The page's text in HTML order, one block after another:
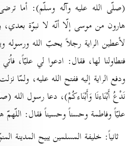
(صلّى الله عليه وآله وسلّم): أما
هارون من موسى إلّا أنّه لا نبوّة
لأعطين الراية رجلاً يحبّ الله ورسوله
فتطاولنا لها، فقال: ادعوا لي عليّاً،
ودفع الراية إليه ففتح الله عليه، ولمّا
نَدْعُ أَبْنَاءنَا وَأَبْنَاءكُمْ)، دعا رسول الله
عليّاً وفاطمة وحسناً وحسيناً فقال: اللّهمّ
ثانياً: خليفة المسلمين يبيح المدينة